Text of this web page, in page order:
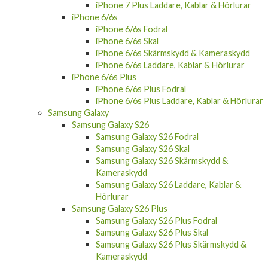
iPhone 7 Plus Laddare, Kablar & Hörlurar
iPhone 6/6s
iPhone 6/6s Fodral
iPhone 6/6s Skal
iPhone 6/6s Skärmskydd & Kameraskydd
iPhone 6/6s Laddare, Kablar & Hörlurar
iPhone 6/6s Plus
iPhone 6/6s Plus Fodral
iPhone 6/6s Plus Laddare, Kablar & Hörlurar
Samsung Galaxy
Samsung Galaxy S26
Samsung Galaxy S26 Fodral
Samsung Galaxy S26 Skal
Samsung Galaxy S26 Skärmskydd &
Kameraskydd
Samsung Galaxy S26 Laddare, Kablar &
Hörlurar
Samsung Galaxy S26 Plus
Samsung Galaxy S26 Plus Fodral
Samsung Galaxy S26 Plus Skal
Samsung Galaxy S26 Plus Skärmskydd &
Kameraskydd